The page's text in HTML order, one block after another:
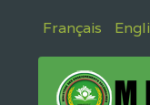
Français